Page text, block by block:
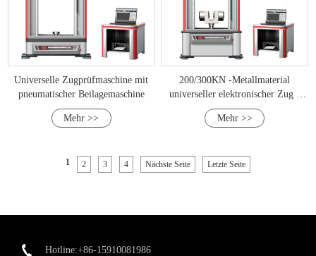
Universelle Zugprüfmaschine mit
pneumatischer Beilagemaschine
Mehr >>
200/300KN -Metallmaterial
universeller elektronischer Zug -
Testmaschine mit hydraulischem
Flachdruckgriff
Mehr >>
1 2 3 4 Nächste Seite Letzte Seite
Hotline:+86-15910081986